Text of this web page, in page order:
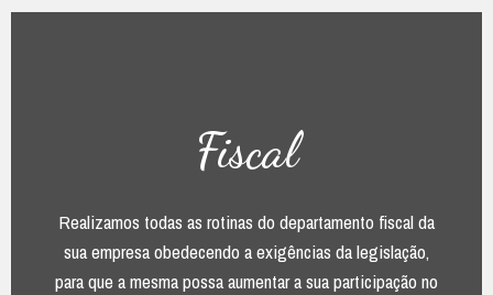
Fiscal
Realizamos todas as rotinas do departamento fiscal da
sua empresa obedecendo a exigências da legislação,
para que a mesma possa aumentar a sua participação no